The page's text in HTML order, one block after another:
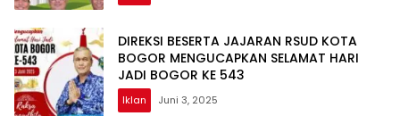
DIREKSI BESERTA JAJARAN RSUD KOTA
BOGOR MENGUCAPKAN SELAMAT HARI
JADI BOGOR KE 543
Iklan Juni 3, 2025